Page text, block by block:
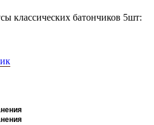
классических батончиков 5шт: